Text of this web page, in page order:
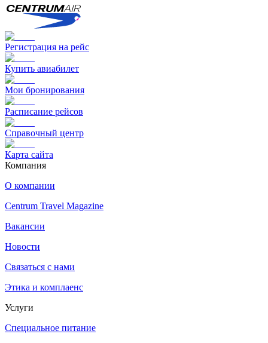
Регистрация на рейс
Купить авиабилет
Мои бронирования
Расписание рейсов
Справочный центр
Карта сайта
Компания
О компании
Centrum Travel Magazine
Вакансии
Новости
Связаться с нами
Этика и комплаенс
Услуги
Специальное питание